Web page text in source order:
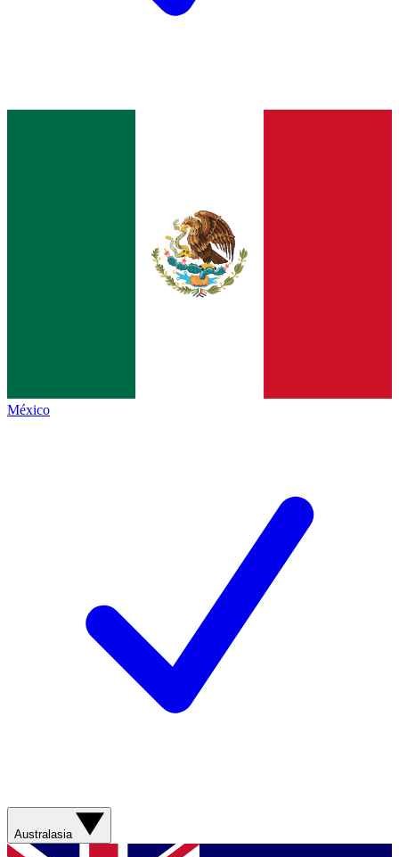
México
Australasia